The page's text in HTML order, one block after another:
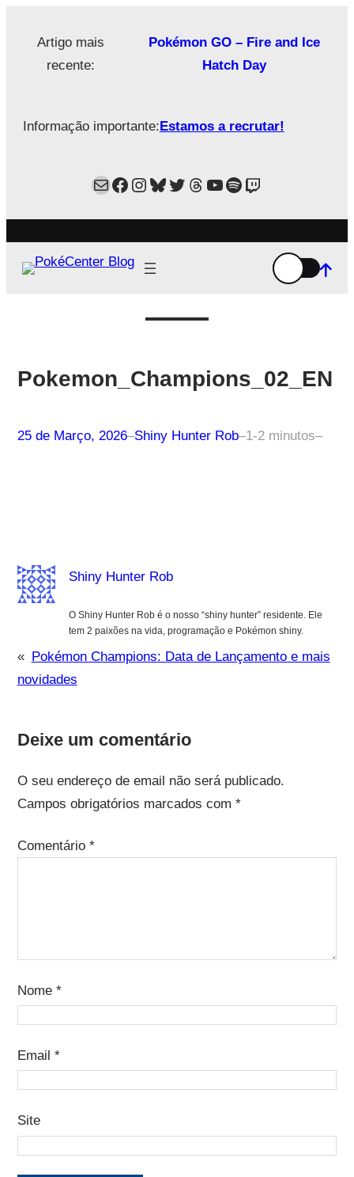
Artigo mais
recente:
Pokémon GO – Fire and Ice
Hatch Day
Informação importante:Estamos a recrutar!
MailFacebook
Instagram
Bluesky
Twitter
Estamos no Threads!
YouTube
Spotify
Twitch
Pokemon_Champions_02_EN
25 de Março, 2026–Shiny Hunter Rob–1-2 minutos–
Shiny Hunter Rob
O Shiny Hunter Rob é o nosso “shiny hunter” residente. Ele
tem 2 paixões na vida, programação e Pokémon shiny.
« Pokémon Champions: Data de Lançamento e mais
novidades
Deixe um comentário
O seu endereço de email não será publicado.
Campos obrigatórios marcados com *
Comentário *
Nome *
Email *
Site